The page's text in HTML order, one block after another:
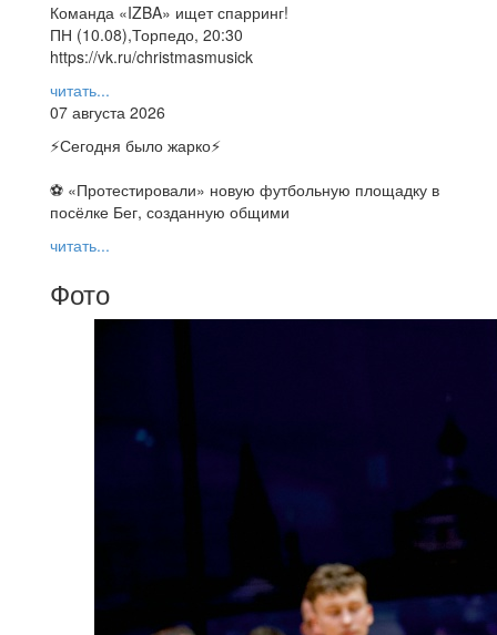
Команда «IZBA» ищет спарринг!
ПН (10.08),Торпедо, 20:30
https://vk.ru/christmasmusick
читать...
07 августа 2026
⚡️Сегодня было жарко⚡️
⚽ ️«Протестировали» новую футбольную площадку в
посёлке Бег, созданную общими
читать...
Фото